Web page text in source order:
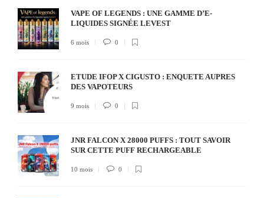
VAPE OF LEGENDS : UNE GAMME D’E-
LIQUIDES SIGNÉE LEVEST
6 mois 0
ETUDE IFOP X CIGUSTO : ENQUETE AUPRES
DES VAPOTEURS
9 mois 0
JNR FALCON X 28000 PUFFS : TOUT SAVOIR
SUR CETTE PUFF RECHARGEABLE
10 mois 0